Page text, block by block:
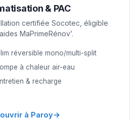
& PAC
certifiée Socotec, éligible
MaPrimeRénov’.
réversible mono/multi-split
à chaleur air-eau
& recharge
à Paroy→